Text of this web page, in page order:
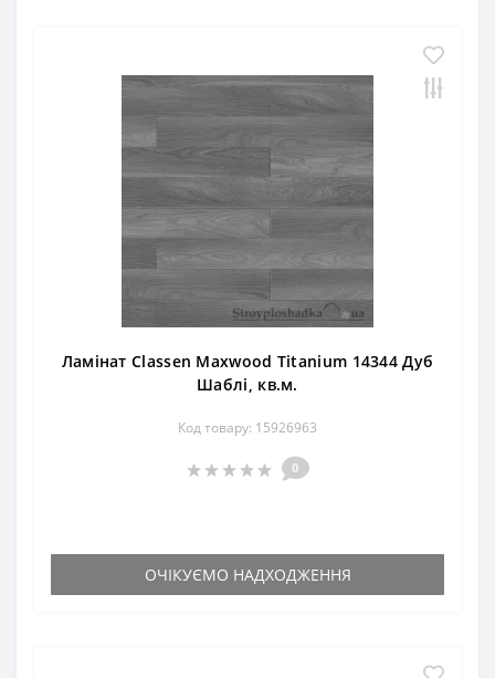
Ламінат Classen Maxwood Titanium 14344 Дуб
Шаблі, кв.м.
Код товару: 15926963
0
ОЧІКУЄМО НАДХОДЖЕННЯ